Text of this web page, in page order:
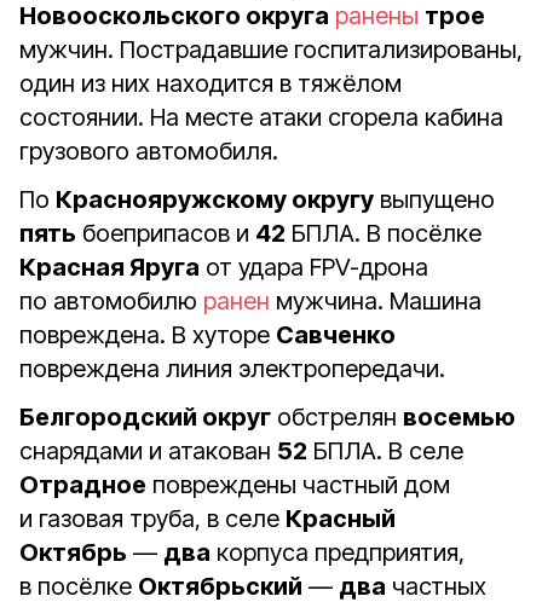
Новооскольского округа ранены трое
мужчин. Пострадавшие госпитализированы,
один из них находится в тяжёлом
состоянии. На месте атаки сгорела кабина
грузового автомобиля.
По Краснояружскому округу выпущено
пять боеприпасов и 42 БПЛА. В посёлке
Красная Яруга от удара FPV-дрона
по автомобилю ранен мужчина. Машина
повреждена. В хуторе Савченко
повреждена линия электропередачи.
Белгородский округ обстрелян восемью
снарядами и атакован 52 БПЛА. В селе
Отрадное повреждены частный дом
и газовая труба, в селе Красный
Октябрь — два корпуса предприятия,
в посёлке Октябрьский — два частных